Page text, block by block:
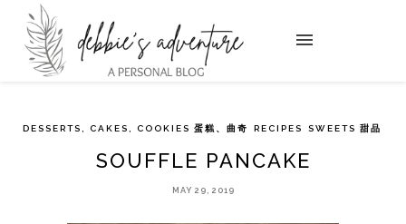
DESSERTS, CAKES, COOKIES 蛋糕、曲奇 RECIPES SWEETS 甜品
SOUFFLE PANCAKE
MAY 29, 2019